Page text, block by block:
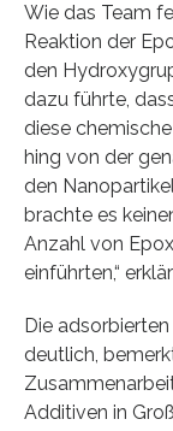
Wie das Team
Reaktion der
den
dazu führte,
diese
hing von der
den
brachte es
Anzahl von
einführten,“
Die
deutlich,
Additiven in